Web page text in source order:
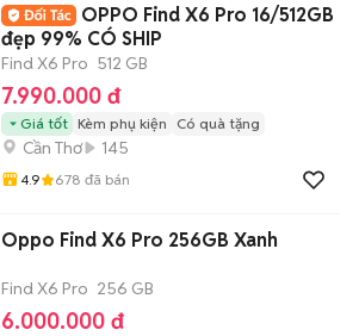
OPPO Find X6 Pro 16/512GB
đẹp 99% CÓ SHIP
Find X6 Pro 512 GB
7.990.000 đ
Giá tốt Kèm phụ kiện Có quà tặng
Cần Thơ 145
4.9 678 đã bán
Oppo Find X6 Pro 256GB Xanh
Find X6 Pro 256 GB
6.000.000 đ